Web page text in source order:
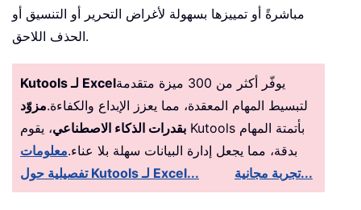
مباشرةً أو تمييزها بسهولة لأغراض التحرير أو التنسيق أو
الحذف اللاحق.
Kutools لـ Excelيوفّر أكثر من 300 ميزة متقدمة
لتبسيط المهام المعقدة، مما يعزز الإبداع والكفاءة.مزوّد
بقدرات الذكاء الاصطناعي، يقوم Kutools بأتمتة المهام
بدقة، مما يجعل إدارة البيانات سهلة بلا عناء.معلومات
تفصيلية حول Kutools لـ Excel...
تجربة مجانية...